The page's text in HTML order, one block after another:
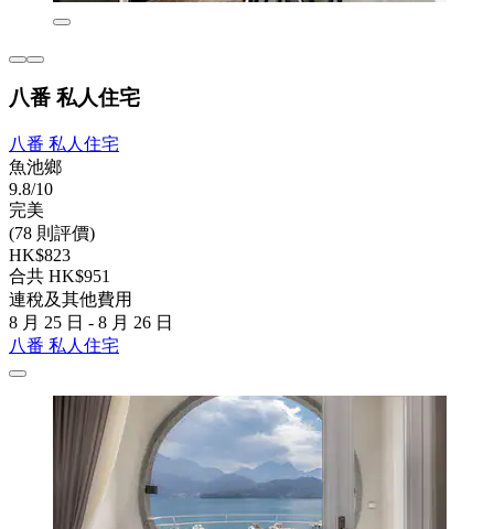
八番 私人住宅
八番 私人住宅
魚池鄉
9.8/10
完美
(78 則評價)
HK$823
合共 HK$951
連稅及其他費用
8 月 25 日 - 8 月 26 日
八番 私人住宅